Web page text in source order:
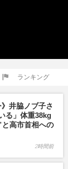
ランキング
井脇ノブ子さ
る」体重38kg
高市首相への
2時間前